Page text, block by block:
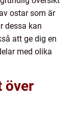
ostar som är
dessa kan
att ge dig en
med olika
över